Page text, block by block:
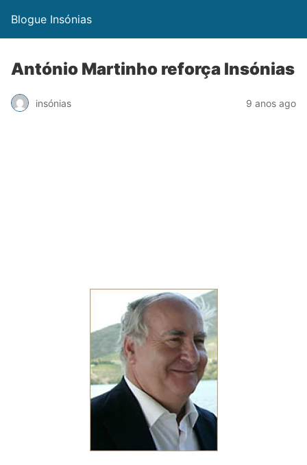
Blogue Insónias
António Martinho reforça Insónias
insónias 9 anos ago